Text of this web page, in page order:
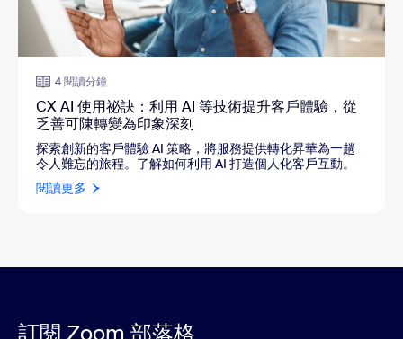
4 閱讀分鐘
CX AI 使用祕訣：利用 AI 等技術提升客戶體驗，從
乏善可陳轉變為印象深刻
探索創新的客戶體驗 AI 策略，將服務提供轉化昇華為一趟
令人難忘的旅程。了解如何利用 AI 打造個人化客戶互動。
閱讀更多
訂閱 Zoom 部落格